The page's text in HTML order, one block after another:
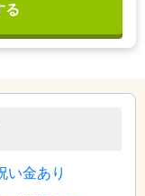
る
い金あり